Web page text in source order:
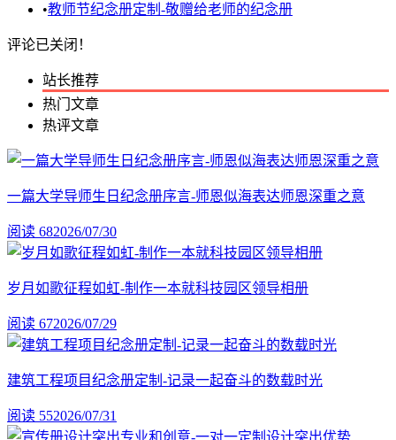
•教师节纪念册定制-敬赠给老师的纪念册
评论已关闭！
站长推荐
热门文章
热评文章
一篇大学导师生日纪念册序言-师恩似海表达师恩深重之意
阅读 682026/07/30
岁月如歌征程如虹-制作一本就科技园区领导相册
阅读 672026/07/29
建筑工程项目纪念册定制-记录一起奋斗的数载时光
阅读 552026/07/31